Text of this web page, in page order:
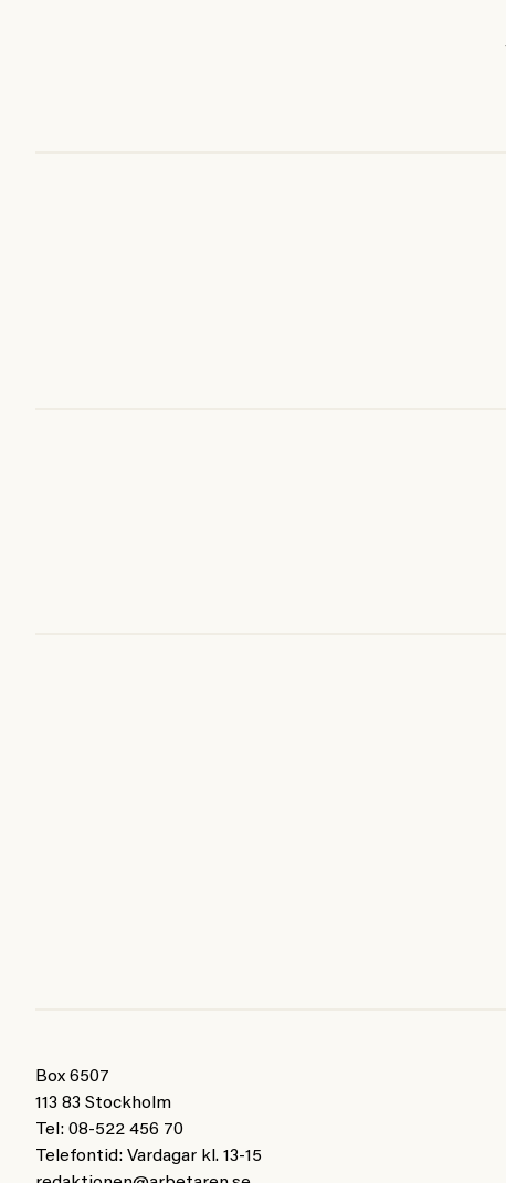
Box 6507
113 83 Stockholm
Tel: 08-522 456 70
Telefontid: Vardagar kl. 13-15